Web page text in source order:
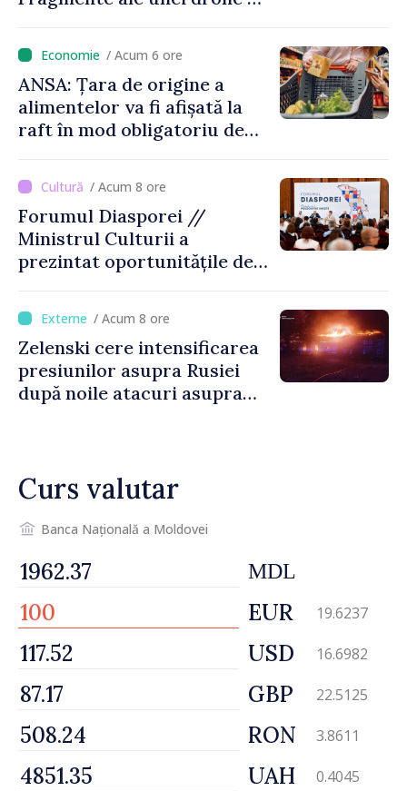
locului
/ Acum 6 ore
ANSA: Țara de origine a
alimentelor va fi afișată la
raft în mod obligatoriu de
riscă amenzi de zeci de mii
de lei de lei/ Acum 8 ore
Forumul Diasporei //
Ministrul Culturii a
prezintat oportunitățile de
culturale și mobilitatea
artiștilor/ Acum 8 ore
Zelenski cere intensificarea
presiunilor asupra Rusiei
după noile atacuri asupra
Curs valutar
Banca Națională a Moldovei
MDL
EUR 19.6237
USD 16.6982
GBP 22.5125
RON 3.8611
UAH 0.4045